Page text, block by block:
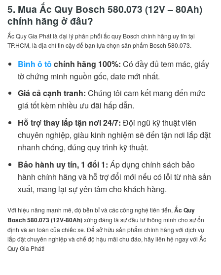
5. Mua Ắc Quy Bosch 580.073 (12V – 80Ah)
chính hãng ở đâu?
Ắc Quy Gia Phát là đại lý phân phối ắc quy Bosch chính hãng uy tín tại
TP.HCM, là địa chỉ tin cậy để bạn lựa chọn sản phẩm Bosch 580.073.
Bình ô tô chính hãng 100%: Có đầy đủ tem mác, giấy
tờ chứng minh nguồn gốc, date mới nhất.
Giá cả cạnh tranh: Chúng tôi cam kết mang đến mức
giá tốt kèm nhiều ưu đãi hấp dẫn.
Hỗ trợ thay lắp tận nơi 24/7: Đội ngũ kỹ thuật viên
chuyên nghiệp, giàu kinh nghiệm sẽ đến tận nơi lắp đặt
nhanh chóng, đúng quy trình kỹ thuật.
Bảo hành uy tín, 1 đổi 1: Áp dụng chính sách bảo
hành chính hãng và hỗ trợ đổi mới nếu có lỗi từ nhà sản
xuất, mang lại sự yên tâm cho khách hàng.
Với hiệu năng mạnh mẽ, độ bền bỉ và các công nghệ tiên tiến, Ắc Quy
Bosch 580.073 (12V-80Ah)xứng đáng là sự đầu tư thông minh cho sự ổn
định và an toàn của chiếc xe. Để sở hữu sản phẩm chính hãng với dịch vụ
lắp đặt chuyên nghiệp và chế độ hậu mãi chu đáo, hãy liên hệ ngay với Ắc
Quy Gia Phát!